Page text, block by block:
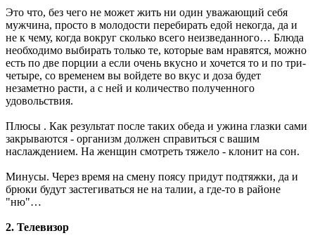
Это что, без чего не может жить ни один уважающий себя
мужчина, просто в молодости перебирать едой некогда, да и
не к чему, когда вокруг сколько всего неизведанного… Блюда
необходимо выбирать только те, которые вам нравятся, можно
есть по две порции а если очень вкусно и хочется то и по три-
четыре, со временем вы войдете во вкус и доза будет
незаметно расти, а с ней и количество полученного
удовольствия.
Плюсы . Как результат после таких обеда и ужина глазки сами
закрываются - организм должен справиться с вашим
наслаждением. На женщин смотреть тяжело - клонит на сон.
Минусы. Через время на смену поясу придут подтяжки, да и
брюки будут застегиваться не на талии, а где-то в районе
"ню"…
2. Телевизор